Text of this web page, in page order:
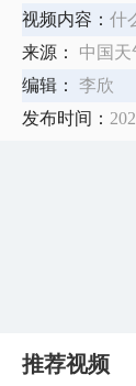
视频内容： 什
来源：
中国天
编辑：
李欣
发布时间：
推荐视频